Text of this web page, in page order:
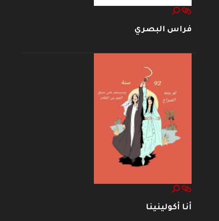
فراس البصري
أنا أكولينينا